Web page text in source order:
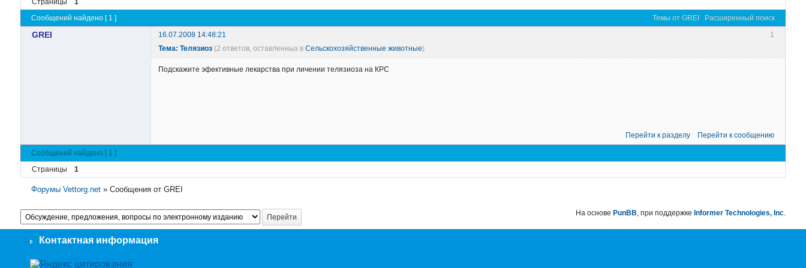
Темы от GREI
Расширенный поиск
Сообщений найдено [ 1 ]
1
GREI
16.07.2008 14:48:21
Тема: Телязиоз (2 ответов, оставленных в Сельскохозяйственные животные)
Подскажите эфективные лекарства при личении телязиоза на КРС
Перейти к разделу Перейти к сообщению
Сообщений найдено [ 1 ]
Страницы
1
Форумы Vettorg.net »Сообщения от GREI
На основе PunBB, при поддержке Informer Technologies, Inc.
Контактная информация